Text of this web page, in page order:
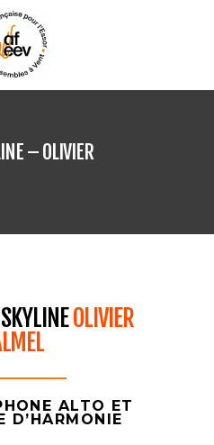
– OLIVIER
OLIVIER
ALTO ET
D’HARMONIE